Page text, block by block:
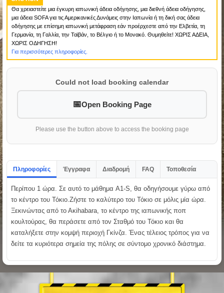
Θα χρειαστείτε μια έγκυρη ιαπωνική άδεια οδήγησης, μια διεθνή άδεια οδήγησης,
μια άδεια SOFA για τις Αμερικανικές Δυνάμεις στην Ιαπωνία ή τη δική σας άδεια
οδήγησης με επίσημη ιαπωνική μετάφραση εάν προέρχεστε από την Ελβετία, τη
Γερμανία, τη Γαλλία, την Ταϊβάν, το Βέλγιο ή το Μονακό. Θυμηθείτε! ΧΩΡΙΣ ΑΔΕΙΑ,
ΧΩΡΙΣ ΟΔΗΓΗΣΗ!
Για περισσότερες πληροφορίες.
Could not load booking calendar
Open Booking Page
Please use the button above to access the booking page
Πληροφορίες Έγγραφα Διαδρομή FAQ Τοποθεσία
Περίπου 1 ώρα. Σε αυτό το μάθημα A1-S, θα οδηγήσουμε γύρω από
το κέντρο του Τόκιο.Ζήστε το καλύτερο του Τόκιο σε μόλις μία ώρα.
Ξεκινώντας από το Ακihabara, το κέντρο της ιαπωνικής ποπ
κουλτούρας, θα περάσετε από τον Σταθμό του Τόκιο και θα
καταλήξετε στην κομψή περιοχή Γκίνζα. Ένας τέλειος τρόπος για να
δείτε τα κυριότερα σημεία της πόλης σε σύντομο χρονικό διάστημα.